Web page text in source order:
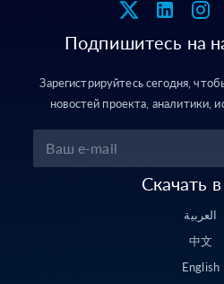
Подпишитесь на
Зарегистрируйтесь сегодня,
новостей проекта, аналитики,
Скачать
العربية
中文
English